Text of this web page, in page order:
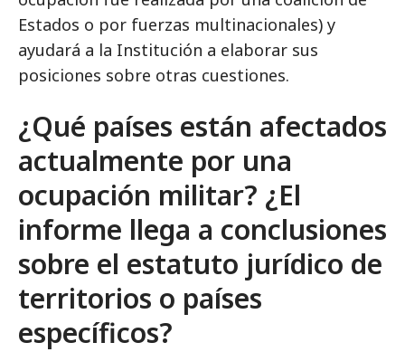
Estados o por fuerzas multinacionales) y
ayudará a la Institución a elaborar sus
posiciones sobre otras cuestiones.
¿Qué países están afectados
actualmente por una
ocupación militar? ¿El
informe llega a conclusiones
sobre el estatuto jurídico de
territorios o países
específicos?